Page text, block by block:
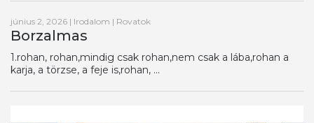
június 2, 2026 | Irodalom | Rovatok
Borzalmas
1.rohan, rohan,mindig csak rohan,nem csak a lába,rohan a
karja, a törzse, a feje is,rohan, ...